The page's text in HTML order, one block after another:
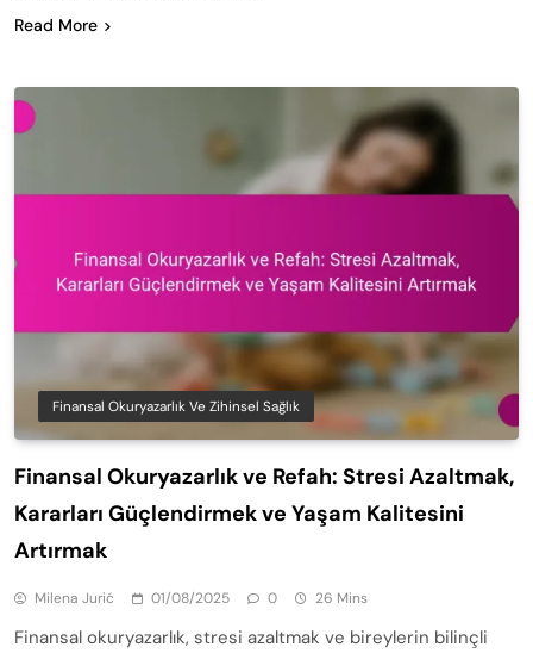
Read More
Finansal Okuryazarlık Ve Zihinsel Sağlık
Finansal Okuryazarlık ve Refah: Stresi Azaltmak,
Kararları Güçlendirmek ve Yaşam Kalitesini
Artırmak
Milena Jurić 01/08/2025 0 26 Mins
Finansal okuryazarlık, stresi azaltmak ve bireylerin bilinçli